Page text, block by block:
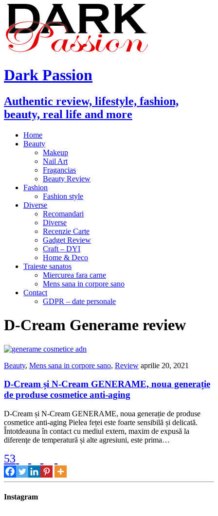
Dark Passion
Authentic review, lifestyle, fashion,
beauty, real life and more
Home
Beauty
Makeup
Nail Art
Fragancias
Beauty Review
Fashion
Fashion style
Diverse
Recomandari
Diverse
Recenzie Carte
Gadget Review
Craft – DYI
Home & Deco
Traieste sanatos
Miercurea fara carne
Mens sana in corpore sano
Contact
GDPR – date personale
D-Cream Generame review
Beauty, Mens sana in corpore sano, Review aprilie 20, 2021
D-Cream și N-Cream GENERAME, noua generație
de produse cosmetice anti-aging
D-Cream și N-Cream GENERAME, noua generație de produse
cosmetice anti-aging Pielea feței este foarte sensibilă și delicată.
Întotdeauna în contact cu mediul extern, maxim de expusă la
diferenţe de temperatură și alte agresiuni, este prima…
53
Instagram